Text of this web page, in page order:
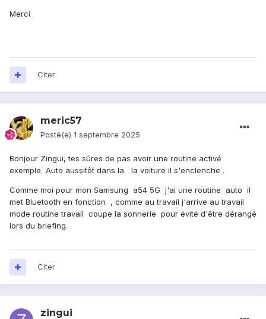
Merci
Citer
meric57
Posté(e) 1 septembre 2025
Bonjour Zingui, tes sûres de pas avoir une routine activé
exemple Auto aussitôt dans la la voiture il s'enclenche .
Comme moi pour mon Samsung a54 5G j'ai une routine auto il
met Bluetooth en fonction , comme au travail j'arrive au travail
mode routine travail coupe la sonnerie pour évité d'être dérangé
lors du briefing.
Citer
zingui